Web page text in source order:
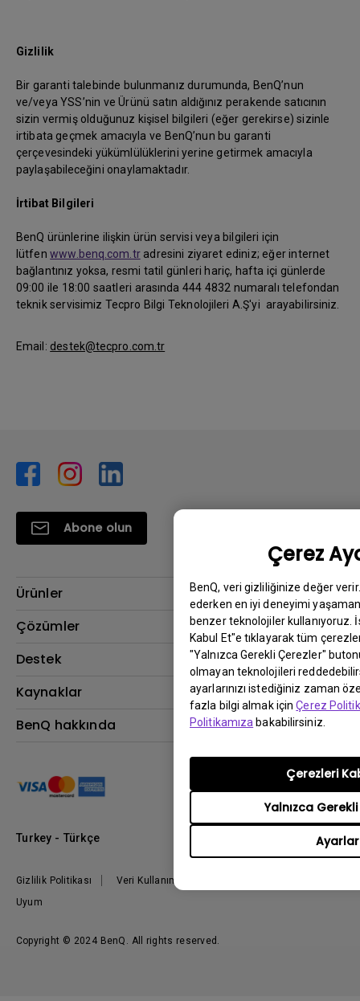
Çerez
BenQ, veri gizliliğinize değer
ederken en iyi deneyimi
benzer teknolojiler kullanıyoruz.
Kabul Et"e tıklayarak tüm
"Yalnızca Gerekli Çerezler"
olmayan teknolojileri
ayarlarınızı istediğiniz zaman
fazla bilgi almak içinÇerez
Politikamıza bakabilirsiniz.
Ayarlar
Yalnızca
Çerezleri
Gizlilik
Bir garanti talebinde bulunmanız durumunda, BenQ’nun
ve/veya YSS’nin ve Ürünü satın aldığınız perakende satıcının
sizin vermiş olduğunuz kişisel bilgileri (eğer gerekirse) sizinle
irtibata geçmek amacıyla ve BenQ’nun bu garanti
çerçevesindeki yükümlülüklerini yerine getirmek amacıyla
paylaşabileceğini onaylamaktadır.
İrtibat Bilgileri
BenQ ürünlerine ilişkin ürün servisi veya bilgileri için
lütfenwww.benq.com.tradresini ziyaret ediniz; eğer internet
bağlantınız yoksa, resmi tatil günleri hariç, hafta içi günlerde
09:00 ile 18:00 saatleri arasında 444 4832 numaralı telefondan
teknik servisimiz Tecpro Bilgi Teknolojileri A.Ş'yi arayabilirsiniz.
Email: destek@tecpro.com.tr
Abone olun
Ürünler
Projektör
Çözümler
BenQ AQCOLOR Elçisi
AQColor
Espor
Destek
İndirme & SSS
Kaynaklar
Projektör Atım Mesafesi Hesaplayıcı
BenQ hakkında
Grup
Marka
Haberler
Copyright © 2024 BenQ. All rights reserved.
Gizlilik Politikası Veri Kullanımı Politikası
Uyum
Turkey - Türkçe